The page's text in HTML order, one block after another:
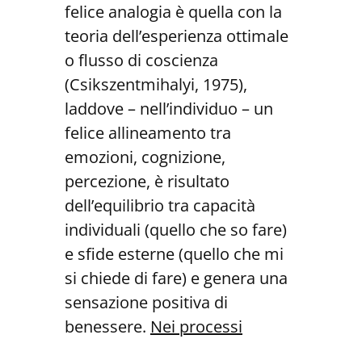
felice analogia è quella con la
teoria dell’esperienza ottimale
o flusso di coscienza
(Csikszentmihalyi, 1975),
laddove – nell’individuo – un
felice allineamento tra
emozioni, cognizione,
percezione, è risultato
dell’equilibrio tra capacità
individuali (quello che so fare)
e sfide esterne (quello che mi
si chiede di fare) e genera una
sensazione positiva di
benessere. Nei processi